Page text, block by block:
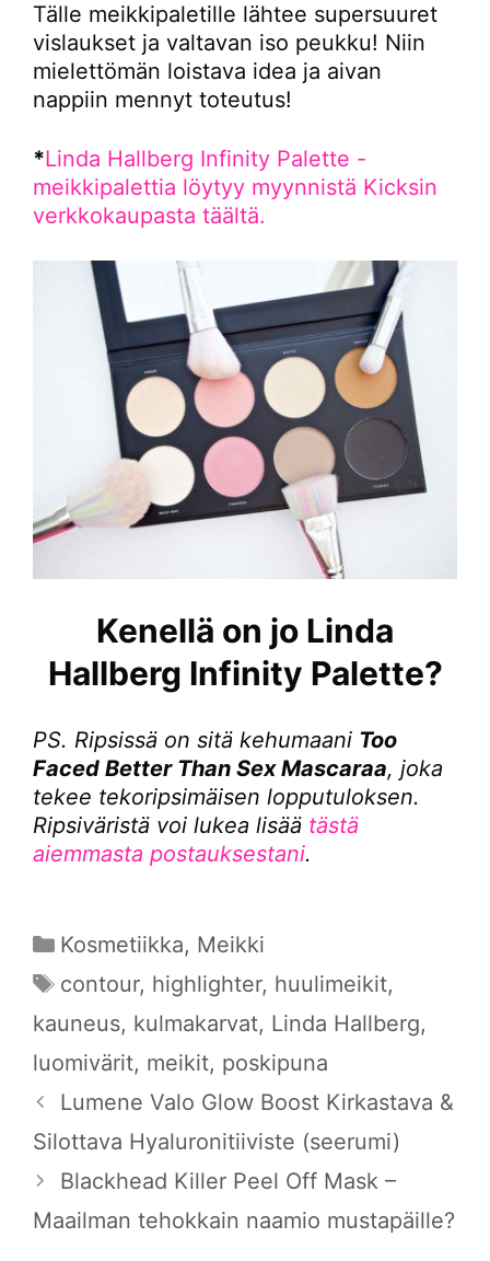
Tälle meikkipaletille lähtee supersuuret
vislaukset ja valtavan iso peukku! Niin
mielettömän loistava idea ja aivan
nappiin mennyt toteutus!
*Linda Hallberg Infinity Palette -
meikkipalettia löytyy myynnistä Kicksin
verkkokaupasta täältä.
Kenellä on jo Linda
Hallberg Infinity Palette?
PS. Ripsissä on sitä kehumaani Too
Faced Better Than Sex Mascaraa, joka
tekee tekoripsimäisen lopputuloksen.
Ripsiväristä voi lukea lisää tästä
aiemmasta postauksestani.
Kategoriat
Kosmetiikka, Meikki
Avainsanat
contour, highlighter, huulimeikit,
kauneus, kulmakarvat, Linda Hallberg,
luomivärit, meikit, poskipuna
Lumene Valo Glow Boost Kirkastava &
Silottava Hyaluronitiiviste (seerumi)
Blackhead Killer Peel Off Mask –
Maailman tehokkain naamio mustapäille?